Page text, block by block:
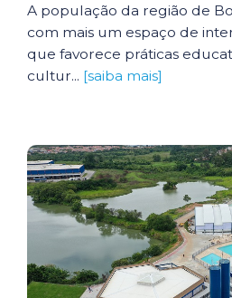
A população da região de
com mais um espaço de
que favorece práticas
cultur... [saiba mais]